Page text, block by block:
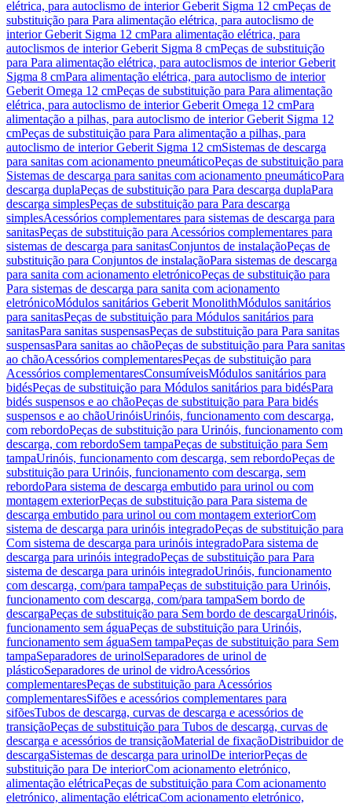
elétrica, para autoclismo de interior Geberit Sigma 12 cmPeças de
substituição para Para alimentação elétrica, para autoclismo de
interior Geberit Sigma 12 cmPara alimentação elétrica, para
autoclismos de interior Geberit Sigma 8 cmPeças de substituição
para Para alimentação elétrica, para autoclismos de interior Geberit
Sigma 8 cmPara alimentação elétrica, para autoclismo de interior
Geberit Omega 12 cmPeças de substituição para Para alimentação
elétrica, para autoclismo de interior Geberit Omega 12 cmPara
alimentação a pilhas, para autoclismo de interior Geberit Sigma 12
cmPeças de substituição para Para alimentação a pilhas, para
autoclismo de interior Geberit Sigma 12 cmSistemas de descarga
para sanitas com acionamento pneumáticoPeças de substituição para
Sistemas de descarga para sanitas com acionamento pneumáticoPara
descarga duplaPeças de substituição para Para descarga duplaPara
descarga simplesPeças de substituição para Para descarga
simplesAcessórios complementares para sistemas de descarga para
sanitasPeças de substituição para Acessórios complementares para
sistemas de descarga para sanitasConjuntos de instalaçãoPeças de
substituição para Conjuntos de instalaçãoPara sistemas de descarga
para sanita com acionamento eletrónicoPeças de substituição para
Para sistemas de descarga para sanita com acionamento
eletrónicoMódulos sanitários Geberit MonolithMódulos sanitários
para sanitasPeças de substituição para Módulos sanitários para
sanitasPara sanitas suspensasPeças de substituição para Para sanitas
suspensasPara sanitas ao chãoPeças de substituição para Para sanitas
ao chãoAcessórios complementaresPeças de substituição para
Acessórios complementaresConsumíveisMódulos sanitários para
bidésPeças de substituição para Módulos sanitários para bidésPara
bidés suspensos e ao chãoPeças de substituição para Para bidés
suspensos e ao chãoUrinóisUrinóis, funcionamento com descarga,
com rebordoPeças de substituição para Urinóis, funcionamento com
descarga, com rebordoSem tampaPeças de substituição para Sem
tampaUrinóis, funcionamento com descarga, sem rebordoPeças de
substituição para Urinóis, funcionamento com descarga, sem
rebordoPara sistema de descarga embutido para urinol ou com
montagem exteriorPeças de substituição para Para sistema de
descarga embutido para urinol ou com montagem exteriorCom
sistema de descarga para urinóis integradoPeças de substituição para
Com sistema de descarga para urinóis integradoPara sistema de
descarga para urinóis integradoPeças de substituição para Para
sistema de descarga para urinóis integradoUrinóis, funcionamento
com descarga, com/para tampaPeças de substituição para Urinóis,
funcionamento com descarga, com/para tampaSem bordo de
descargaPeças de substituição para Sem bordo de descargaUrinóis,
funcionamento sem águaPeças de substituição para Urinóis,
funcionamento sem águaSem tampaPeças de substituição para Sem
tampaSeparadores de urinolSeparadores de urinol de
plásticoSeparadores de urinol de vidroAcessórios
complementaresPeças de substituição para Acessórios
complementaresSifões e acessórios complementares para
sifõesTubos de descarga, curvas de descarga e acessórios de
transiçãoPeças de substituição para Tubos de descarga, curvas de
descarga e acessórios de transiçãoMaterial de fixaçãoDistribuidor de
descargaSistemas de descarga para urinolDe interiorPeças de
substituição para De interiorCom acionamento eletrónico,
alimentação elétricaPeças de substituição para Com acionamento
eletrónico, alimentação elétricaCom acionamento eletrónico,